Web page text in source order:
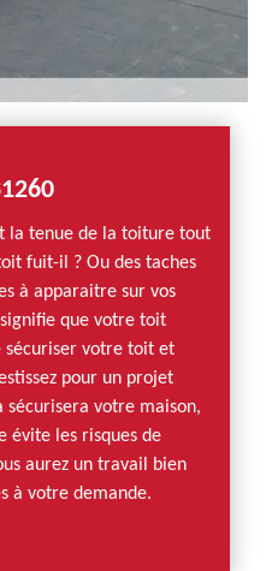
la tenue de la toiture tout
fuit-il ? Ou des taches
à apparaitre sur vos
que votre toit
sécuriser votre toit et
pour un projet
sécurisera votre maison,
évite les risques de
aurez un travail bien
à votre demande.